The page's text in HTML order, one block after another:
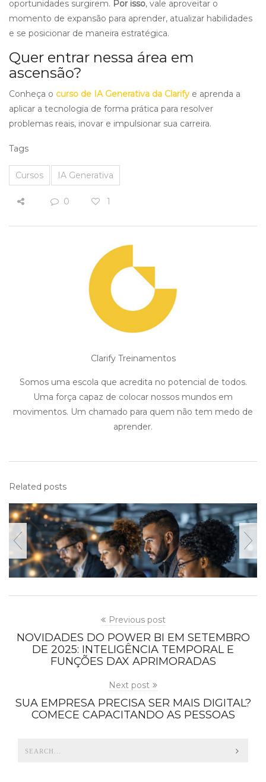
oportunidades surgirem. Por isso, vale aproveitar o
momento de expansão para aprender, atualizar habilidades
e se posicionar de maneira estratégica.
Quer entrar nessa área em
ascensão?
Conheça o curso de IA Generativa da Clarify e aprenda a
aplicar a tecnologia de forma prática para resolver
problemas reais, inovar e impulsionar sua carreira.
Tags
Cursos IA Generativa
0 1
Clarify Treinamentos
Somos uma escola que acredita no potencial de todos.
Uma força capaz de colocar nossos mundos em
movimentos. Um chamado para quem não tem medo de
aprender.
Related posts
Previous post
NOVIDADES DO POWER BI EM SETEMBRO
DE 2025: INTELIGÊNCIA TEMPORAL E
FUNÇÕES DAX APRIMORADAS
Next post
SUA EMPRESA PRECISA SER MAIS DIGITAL?
COMECE CAPACITANDO AS PESSOAS